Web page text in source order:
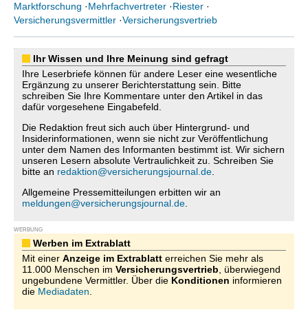
Marktforschung ·Mehrfachvertreter ·Riester ·
Versicherungsvermittler ·Versicherungsvertrieb
Ihr Wissen und Ihre Meinung sind gefragt
Ihre Leserbriefe können für andere Leser eine wesentliche
Ergänzung zu unserer Berichterstattung sein. Bitte
schreiben Sie Ihre Kommentare unter den Artikel in das
dafür vorgesehene Eingabefeld.
Die Redaktion freut sich auch über Hintergrund- und
Insiderinformationen, wenn sie nicht zur Veröffentlichung
unter dem Namen des Informanten bestimmt ist. Wir sichern
unseren Lesern absolute Vertraulichkeit zu. Schreiben Sie
bitte an redaktion@versicherungsjournal.de
Allgemeine Pressemitteilungen erbitten wir an
meldungen@versicherungsjournal.de
WERBUNG
Werben im Extrablatt
Mit einer Anzeige im Extrablatt erreichen Sie mehr als
11.000 Menschen im Versicherungsvertrieb , überwiegend
ungebundene Vermittler. Über die Konditionen informieren
die Mediadaten